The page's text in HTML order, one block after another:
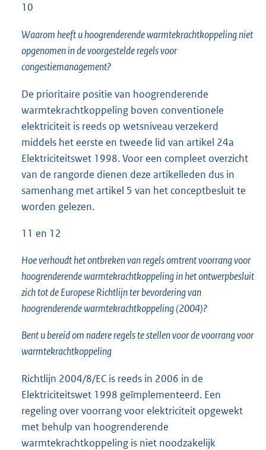
10
Waarom heeft u hoogrenderende warmtekrachtkoppeling niet
opgenomen in de voorgestelde regels voor
congestiemanagement?
De prioritaire positie van hoogrenderende
warmtekrachtkoppeling boven conventionele
elektriciteit is reeds op wetsniveau verzekerd
middels het eerste en tweede lid van artikel 24a
Elektriciteitswet 1998. Voor een compleet overzicht
van de rangorde dienen deze artikelleden dus in
samenhang met artikel 5 van het conceptbesluit te
worden gelezen.
11 en 12
Hoe verhoudt het ontbreken van regels omtrent voorrang voor
hoogrenderende warmtekrachtkoppeling in het ontwerpbesluit
zich tot de Europese Richtlijn ter bevordering van
hoogrenderende warmtekrachtkoppeling (2004)?
Bent u bereid om nadere regels te stellen voor de voorrang voor
warmtekrachtkoppeling
Richtlijn 2004/8/EC is reeds in 2006 in de
Elektriciteitswet 1998 geïmplementeerd. Een
regeling over voorrang voor elektriciteit opgewekt
met behulp van hoogrenderende
warmtekrachtkoppeling is niet noodzakelijk